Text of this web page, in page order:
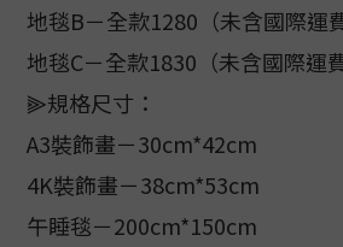
地毯B－全款1280（未含國際運費
地毯C－全款1830（未含國際運費
⫸規格尺寸：
A3裝飾畫－30cm*42cm
4K裝飾畫－38cm*53cm
午睡毯－200cm*150cm